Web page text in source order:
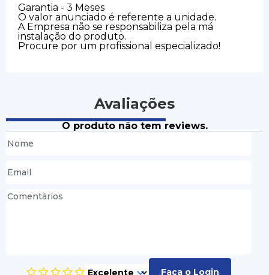
Garantia - 3 Meses
O valor anunciado é referente a unidade.
A Empresa não se responsabiliza pela má
instalação do produto.
Procure por um profissional especializado!
Avaliações
O produto não tem reviews.
Faça o Login